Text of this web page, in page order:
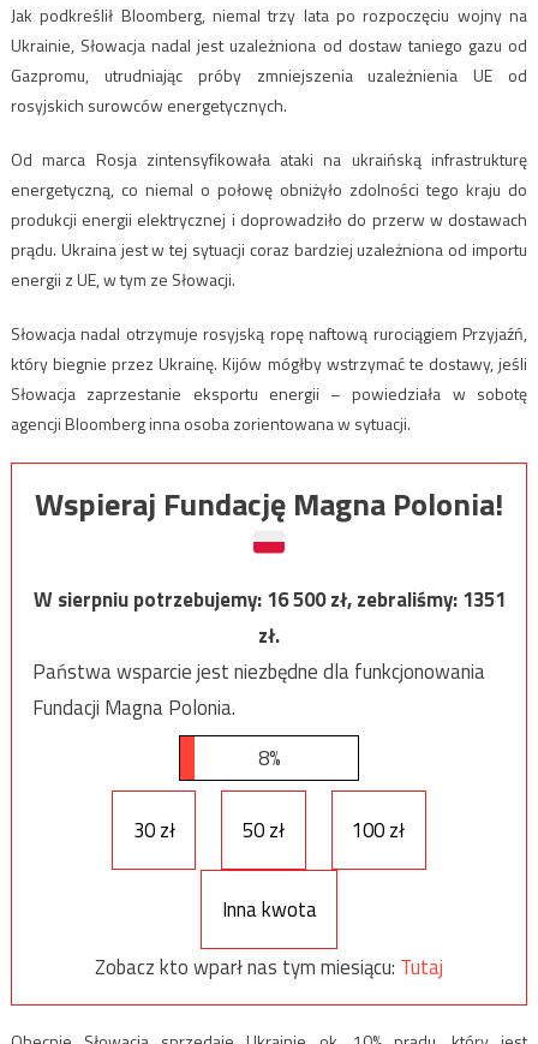
Jak podkreślił Bloomberg, niemal trzy lata po rozpoczęciu wojny na
Ukrainie, Słowacja nadal jest uzależniona od dostaw taniego gazu od
Gazpromu, utrudniając próby zmniejszenia uzależnienia UE od
rosyjskich surowców energetycznych.
Od marca Rosja zintensyfikowała ataki na ukraińską infrastrukturę
energetyczną, co niemal o połowę obniżyło zdolności tego kraju do
produkcji energii elektrycznej i doprowadziło do przerw w dostawach
prądu. Ukraina jest w tej sytuacji coraz bardziej uzależniona od importu
energii z UE, w tym ze Słowacji.
Słowacja nadal otrzymuje rosyjską ropę naftową rurociągiem Przyjaźń,
który biegnie przez Ukrainę. Kijów mógłby wstrzymać te dostawy, jeśli
Słowacja zaprzestanie eksportu energii – powiedziała w sobotę
agencji Bloomberg inna osoba zorientowana w sytuacji.
Wspieraj Fundację Magna Polonia!
W sierpniu potrzebujemy:16 500zł, zebraliśmy:1351
zł.
Państwa wsparcie jest niezbędne dla funkcjonowania
Fundacji Magna Polonia.
8%
30 zł 50 zł 100 zł
Inna kwota
Zobacz kto wparł nas tym miesiącu: Tutaj